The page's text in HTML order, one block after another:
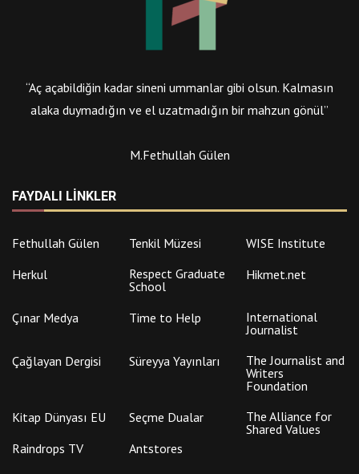
“Aç açabildiğin kadar sineni ummanlar gibi olsun. Kalmasın
alaka duymadığın ve el uzatmadığın bir mahzun gönül”
M.Fethullah Gülen
FAYDALI LINKLER
Fethullah Gülen Tenkil Müzesi
WISE Institute
Herkul
Respect Graduate
School
Hikmet.net
Çınar Medya Time to Help
International
Journalist
Çağlayan Dergisi
Süreyya Yayınları
The Journalist and
Writers
Foundation
Kitap Dünyası EU
Seçme Dualar
The Alliance for
Shared Values
Raindrops TV
Antstores